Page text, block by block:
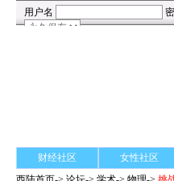
财经社区 女性社区